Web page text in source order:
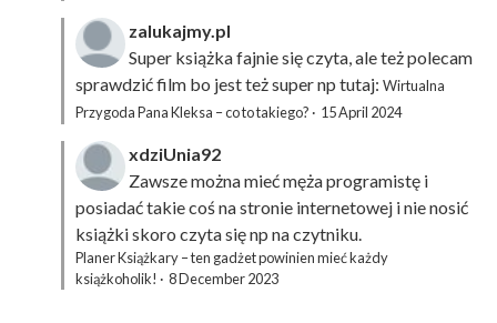
zalukajmy.pl
Super książka fajnie się czyta, ale też polecam
sprawdzić film bo jest też super np tutaj: Wirtualna
Przygoda Pana Kleksa – co to takiego? · 15 April 2024
xdziUnia92
Zawsze można mieć męża programistę i
posiadać takie coś na stronie internetowej i nie nosić
książki skoro czyta się np na czytniku.
Planer Książkary – ten gadżet powinien mieć każdy
książkoholik! · 8 December 2023